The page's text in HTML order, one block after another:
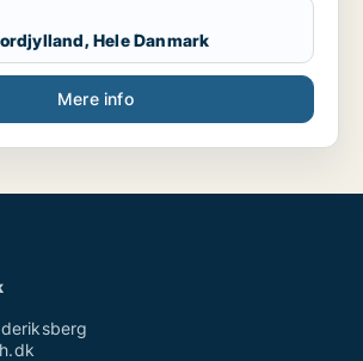
Hele Danmark
Mere info